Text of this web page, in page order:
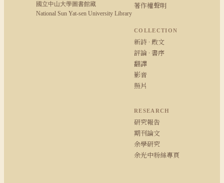
國立中山大學圖書館藏
National Sun Yat-sen University Library
著作權聲明
COLLECTION
新詩 · 散文
評論 · 書序
翻譯
影音
照片
RESEARCH
研究報告
期刊論文
余學研究
余光中粉絲專頁